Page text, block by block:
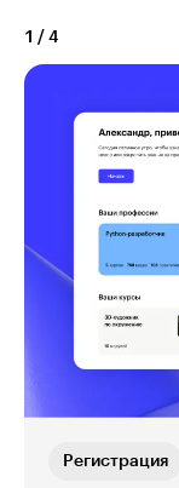
1 / 4
Регистрация